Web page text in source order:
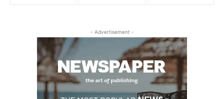
- Advertisement -